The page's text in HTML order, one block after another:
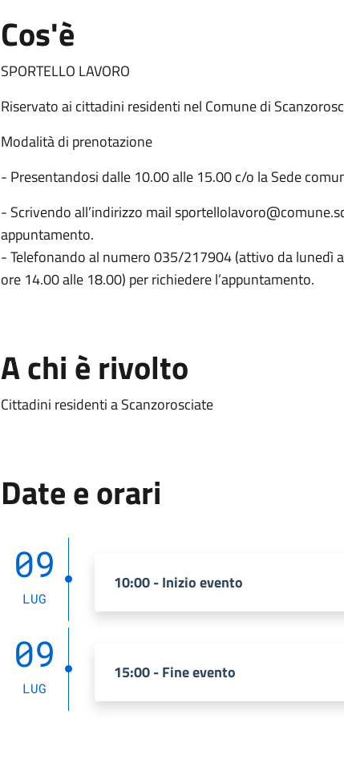
Cos'è
SPORTELLO LAVORO
Riservato ai cittadini residenti nel Comune di
Modalità di prenotazione
- Presentandosi dalle 10.00 alle 15.00 c/o la Sede
- Scrivendo all’indirizzo mail
appuntamento.
- Telefonando al numero 035/217904 (attivo da lunedì
ore 14.00 alle 18.00) per richiedere l’appuntamento.
A chi è rivolto
Cittadini residenti a Scanzorosciate
Date e orari
09
LUG
10:00 - Inizio evento
09
LUG
15:00 - Fine evento